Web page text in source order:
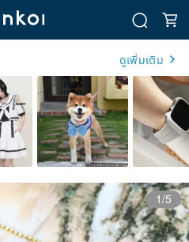
ดูเพิ่มเติม
1/5